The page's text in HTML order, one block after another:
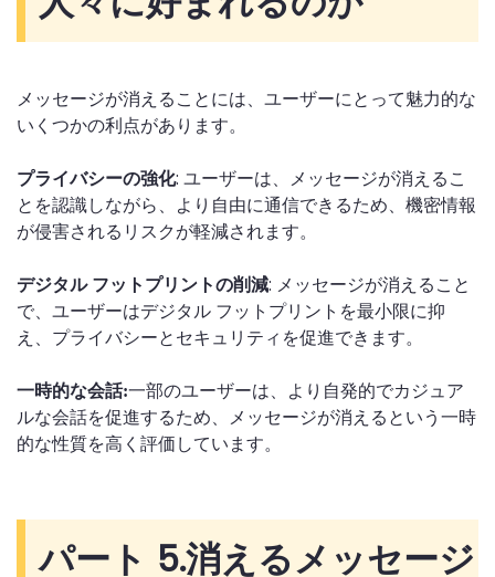
メッセージが消えることには、ユーザーにとって魅力的な
いくつかの利点があります。
プライバシーの強化: ユーザーは、メッセージが消えるこ
とを認識しながら、より自由に通信できるため、機密情報
が侵害されるリスクが軽減されます。
デジタル フットプリントの削減: メッセージが消えること
で、ユーザーはデジタル フットプリントを最小限に抑
え、プライバシーとセキュリティを促進できます。
一時的な会話:一部のユーザーは、より自発的でカジュア
ルな会話を促進するため、メッセージが消えるという一時
的な性質を高く評価しています。
パート 5.消えるメッセージ